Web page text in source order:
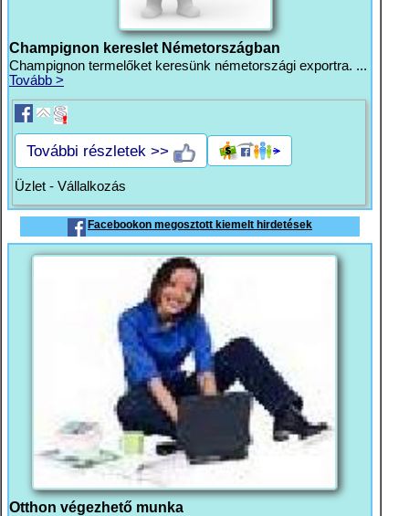
Champignon kereslet Németországban
Champignon termelőket keresünk németországi exportra. ...
Tovább >
További részletek >>
Üzlet - Vállalkozás
Facebookon megosztott kiemelt hirdetések
Otthon végezhető munka